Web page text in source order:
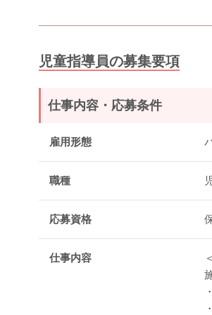
児童指導員の募集要項
仕事内容・応募条件
雇用形態
職種
応募資格
仕事内容